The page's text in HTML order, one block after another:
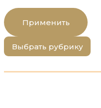
Применить
Выбрать рубрику